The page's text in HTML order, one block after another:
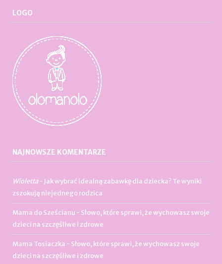
LOGO
NAJNOWSZE KOMENTARZE
Wioletta- Jak wybrać idealną zabawkę dla dziecka? Te wyniki
zszokują niejednego rodzica
Mama do Sześcianu - Słowo, które sprawi, że wychowasz swoje
dzieci na szczęśliwe i zdrowe
Mama Tosiaczka - Słowo, które sprawi, że wychowasz swoje
dzieci na szczęśliwe i zdrowe